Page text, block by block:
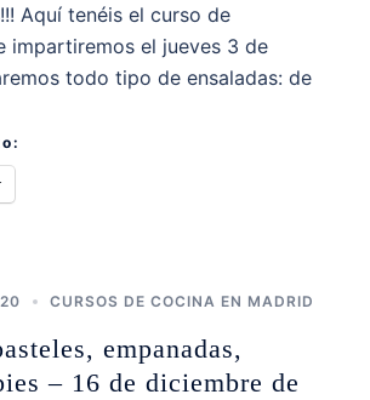
Aquí tenéis el curso de
impartiremos el jueves 3 de
todo tipo de ensaladas: de
CURSOS DE COCINA EN MADRID
empanadas,
– 16 de diciembre de